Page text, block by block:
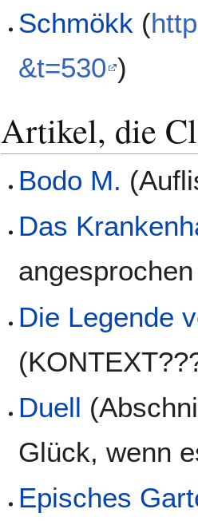
Schmökk (
&t=530 )
Artikel, die
Bodo M.
Das
Die Legende
Duell
Glück, wenn
Episches